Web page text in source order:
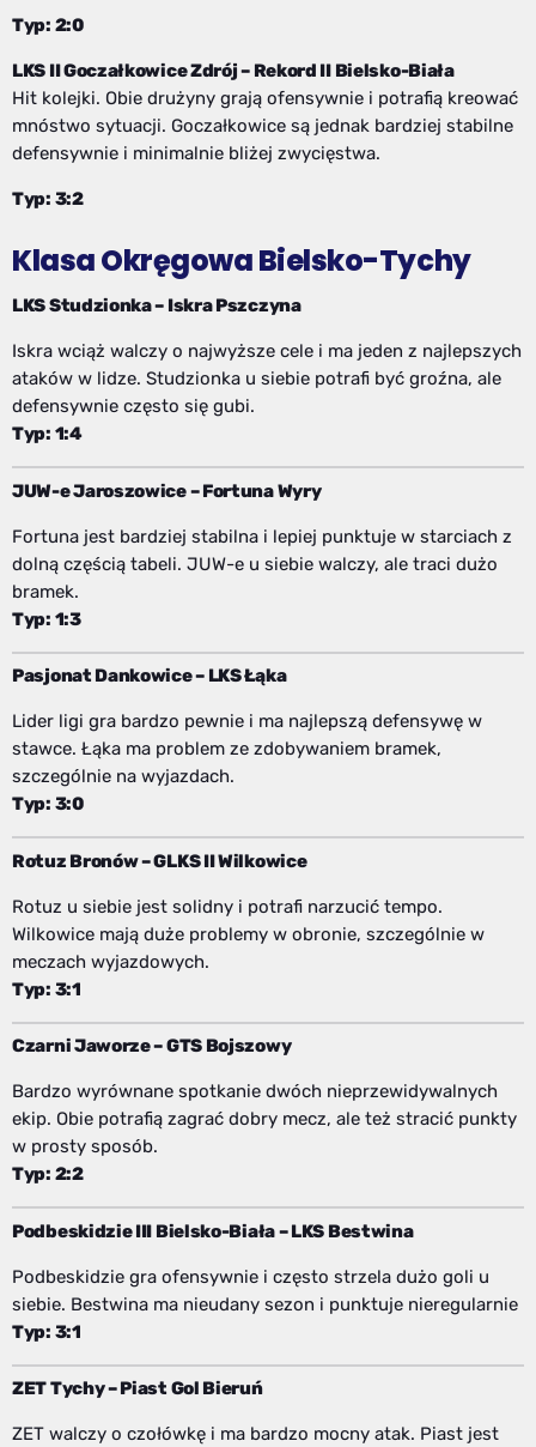
Typ: 2:0
LKS II Goczałkowice Zdrój – Rekord II Bielsko-Biała
Hit kolejki. Obie drużyny grają ofensywnie i potrafią kreować
mnóstwo sytuacji. Goczałkowice są jednak bardziej stabilne
defensywnie i minimalnie bliżej zwycięstwa.
Typ: 3:2
Klasa Okręgowa Bielsko-Tychy
LKS Studzionka – Iskra Pszczyna
Iskra wciąż walczy o najwyższe cele i ma jeden z najlepszych
ataków w lidze. Studzionka u siebie potrafi być groźna, ale
defensywnie często się gubi.
Typ: 1:4
JUW-e Jaroszowice – Fortuna Wyry
Fortuna jest bardziej stabilna i lepiej punktuje w starciach z
dolną częścią tabeli. JUW-e u siebie walczy, ale traci dużo
bramek.
Typ: 1:3
Pasjonat Dankowice – LKS Łąka
Lider ligi gra bardzo pewnie i ma najlepszą defensywę w
stawce. Łąka ma problem ze zdobywaniem bramek,
szczególnie na wyjazdach.
Typ: 3:0
Rotuz Bronów – GLKS II Wilkowice
Rotuz u siebie jest solidny i potrafi narzucić tempo.
Wilkowice mają duże problemy w obronie, szczególnie w
meczach wyjazdowych.
Typ: 3:1
Czarni Jaworze – GTS Bojszowy
Bardzo wyrównane spotkanie dwóch nieprzewidywalnych
ekip. Obie potrafią zagrać dobry mecz, ale też stracić punkty
w prosty sposób.
Typ: 2:2
Podbeskidzie III Bielsko-Biała – LKS Bestwina
Podbeskidzie gra ofensywnie i często strzela dużo goli u
siebie. Bestwina ma nieudany sezon i punktuje nieregularnie
Typ: 3:1
ZET Tychy – Piast Gol Bieruń
ZET walczy o czołówkę i ma bardzo mocny atak. Piast jest